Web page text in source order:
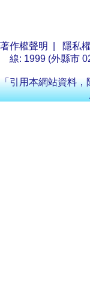
著作權聲明 隱私
線: 1999 (外縣市
「引用本網站資料